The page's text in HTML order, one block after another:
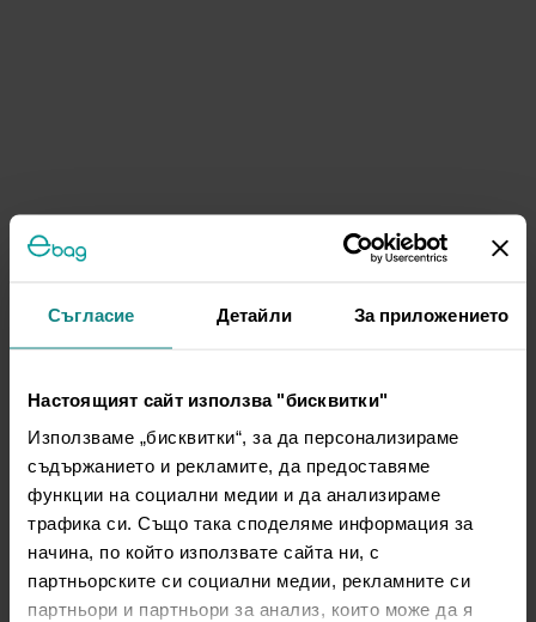
Съгласие Детайли За приложението
Настоящият сайт използва "бисквитки"
Използваме „бисквитки“, за да персонализираме
съдържанието и рекламите, да предоставяме
функции на социални медии и да анализираме
трафика си. Също така споделяме информация за
начина, по който използвате сайта ни, с
партньорските си социални медии, рекламните си
партньори и партньори за анализ, които може да я